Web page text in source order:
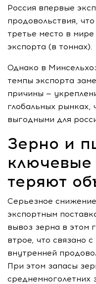
Россия впервые
продовольствия,
третье место в
экспорта (в тоннах).
Однако в
темпы экспорта
причины —
глобальных рынках,
выгодными для
Зерно и
ключевые
теряют
Серьезное
экспортным
вывоз зерна в этом
втрое, что связано
внутренней
При этом запасы
среднемноголетних